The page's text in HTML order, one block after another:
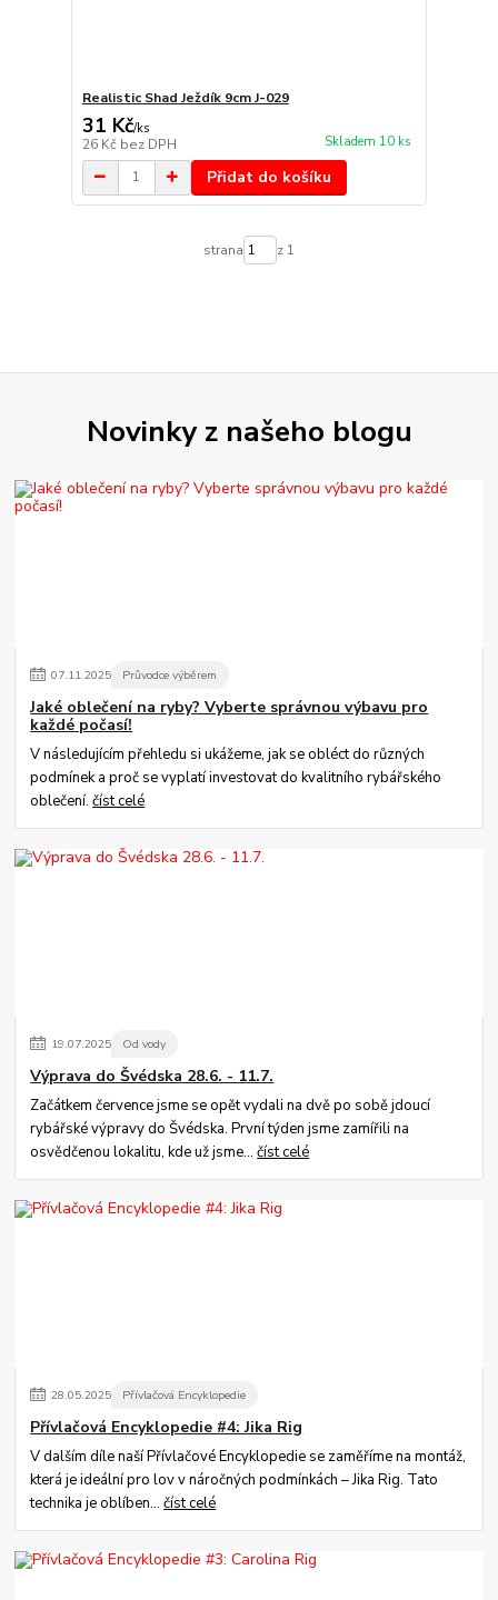
Realistic Shad Ježdík 9cm J-029
31 Kč/ks
26 Kč bez DPH Skladem 10 ks
Přidat do košíku
strana z 1
Novinky z našeho blogu
07.11.2025 Průvodce výběrem
Jaké oblečení na ryby? Vyberte správnou výbavu pro
každé počasí!
V následujícím přehledu si ukážeme, jak se obléct do různých
podmínek a proč se vyplatí investovat do kvalitního rybářského
oblečení.číst celé
19.07.2025 Od vody
Výprava do Švédska 28.6. - 11.7.
Začátkem července jsme se opět vydali na dvě po sobě jdoucí
rybářské výpravy do Švédska. První týden jsme zamířili na
osvědčenou lokalitu, kde už jsme...číst celé
28.05.2025 Přívlačová Encyklopedie
Přívlačová Encyklopedie #4: Jika Rig
V dalším díle naší Přívlačové Encyklopedie se zaměříme na montáž,
která je ideální pro lov v náročných podmínkách – Jika Rig. Tato
technika je oblíben...číst celé